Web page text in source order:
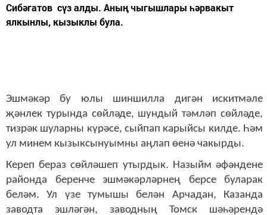
Сибәгатов сүз алды. Аның чыгышлары һәрвакыт
ялкынлы, кызыклы була.
Эшмәкәр бу юлы шиншилла дигән искитмәле
җәнлек турында сөйләде, шундый тәмләп сөйләде,
тизрәк шуларны күрәсе, сыйпап карыйсы килде. Һәм
ул минем кызыксынуымны аңлап өенә чакырды.
Кереп бераз сөйләшеп утырдык. Назыйм әфәндене
районда беренче эшмәкәрләрнең берсе буларак
беләм. Ул үзе тумышы белән Арчадан, Казанда
заводта эшләгән, заводның Томск шәһәрендә